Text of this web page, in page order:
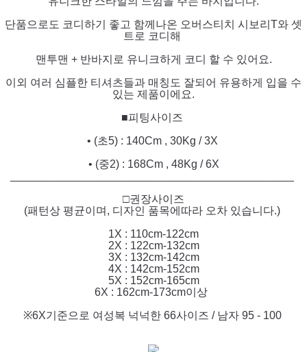
단품으로도 코디하기 좋고 함께나온 오버스티치 시보리T와 셋
트로 코디해
맨투맨 + 반바지로 유니크하게 코디 할 수 있어요.
이외 여러 심플한 티셔츠들과 매칭도 잘되어 유용하게 입을 수
있는 제품이에요.
■피팅사이즈
• (초5) : 140Cm , 30Kg / 3X
• (중2) : 168Cm , 48Kg / 6X
□권장사이즈
(패턴상 평균이며, 디자인 품목에따라 오차 있습니다.)
1X : 110cm-122cm
2X : 122cm-132cm
3X : 132cm-142cm
4X : 142cm-152cm
5X : 152cm-165cm
6X : 162cm-173cm이상
※6X기준으로 여성복 넉넉한 66사이즈 / 남자 95 - 100